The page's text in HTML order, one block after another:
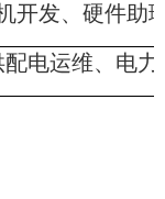
开发、硬件助
配电运维、电力